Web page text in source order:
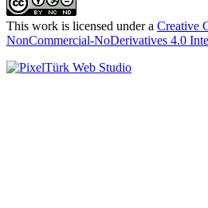
This work is licensed under a Creative
NonCommercial-NoDerivatives 4.0